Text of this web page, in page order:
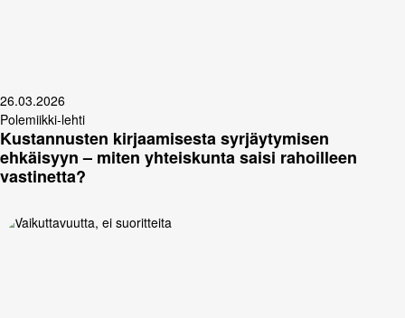
26.03.2026
Polemiikki-lehti
Kustannusten kirjaamisesta syrjäytymisen
ehkäisyyn – miten yhteiskunta saisi rahoilleen
vastinetta?